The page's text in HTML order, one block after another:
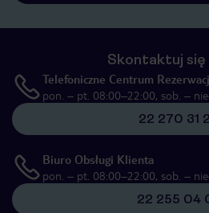
Skontaktuj się
Telefoniczne Centrum
pon. – pt. 08:00–22:00, sob. –
22 270 31
Biuro Obsługi Klienta
pon. – pt. 08:00–22:00, sob. –
22 255 04